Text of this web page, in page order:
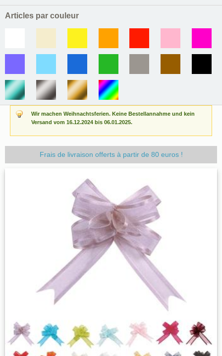
Wir machen Weihnachtsferien. Keine Bestellannahme und kein
Versand vom 16.12.2024 bis 06.01.2025.
Frais de livraison offerts à partir de 80 euros !
Articles par couleur